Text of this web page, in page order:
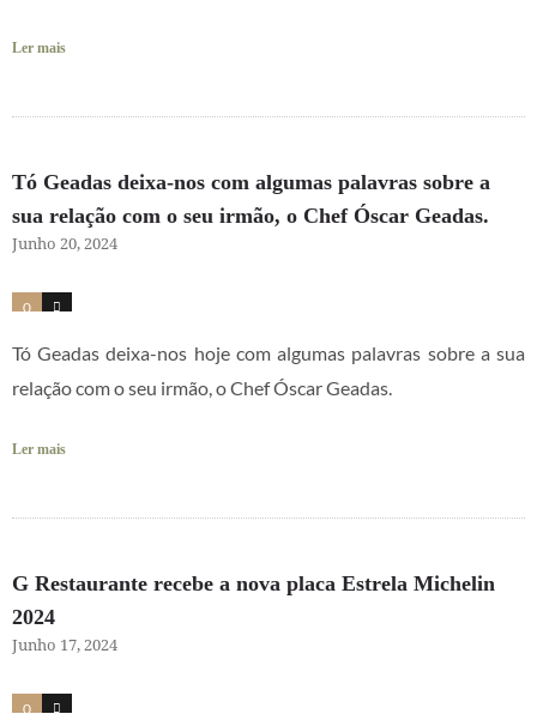
Ler mais
Tó Geadas deixa-nos com algumas palavras sobre a
sua relação com o seu irmão, o Chef Óscar Geadas.
Junho 20, 2024
0 2
Tó Geadas deixa-nos hoje com algumas palavras sobre a sua
relação com o seu irmão, o Chef Óscar Geadas.
Ler mais
G Restaurante recebe a nova placa Estrela Michelin
2024
Junho 17, 2024
0 16